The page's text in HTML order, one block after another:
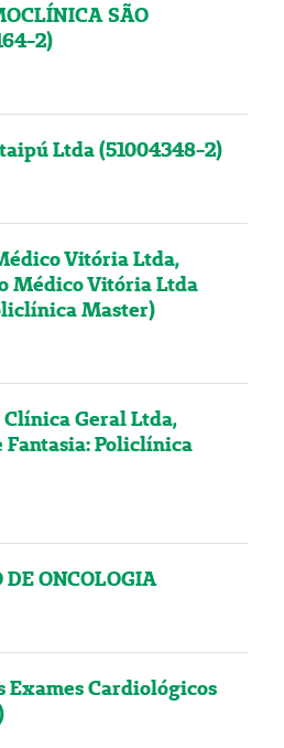
SÃO
2)
Ltda (51004348-2)
Vitória Ltda,
Médico Vitória Ltda
Master)
Geral Ltda,
Fantasia: Policlínica
ONCOLOGIA
Exames Cardiológicos